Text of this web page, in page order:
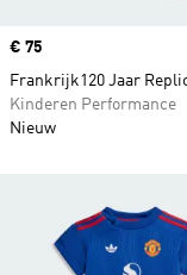
Price
€ 75
Frankrijk120 Jaar
Kinderen Performance
Nieuw